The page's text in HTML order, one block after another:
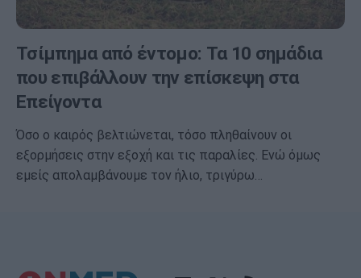
Τσίμπημα από έντομο: Τα 10 σημάδια
που επιβάλλουν την επίσκεψη στα
Επείγοντα
Όσο ο καιρός βελτιώνεται, τόσο πληθαίνουν οι
εξορμήσεις στην εξοχή και τις παραλίες. Ενώ όμως
εμείς απολαμβάνουμε τον ήλιο, τριγύρω…